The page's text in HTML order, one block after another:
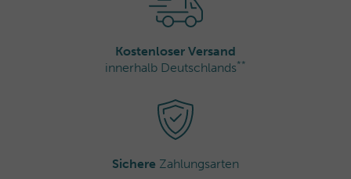
Kostenloser Versand
innerhalb Deutschlands**
Sichere Zahlungsarten